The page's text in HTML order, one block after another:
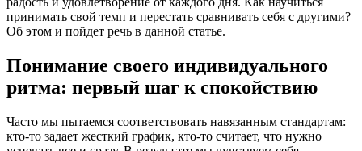
принимать свой темп и перестать сравнивать себя с другими?
Об этом и пойдет речь в данной статье.
Понимание своего индивидуального
ритма: первый шаг к спокойствию
Часто мы пытаемся соответствовать навязанным стандартам:
кто-то задает жесткий график, кто-то считает, что нужно